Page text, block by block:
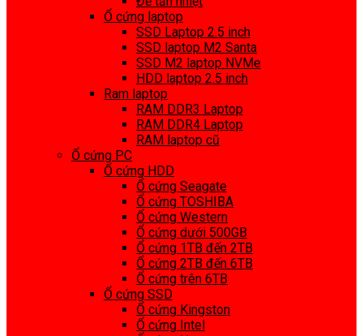
Ổ cứng laptop
SSD Laptop 2.5 inch
SSD laptop M2 Santa
SSD M2 laptop NVMe
HDD laptop 2.5 inch
Ram laptop
RAM DDR3 Laptop
RAM DDR4 Laptop
RAM laptop cũ
Ổ cứng PC
Ổ cứng HDD
Ổ cứng Seagate
Ổ cứng TOSHIBA
Ổ cứng Western
Ổ cứng dưới 500GB
Ổ cứng 1TB đến 2TB
Ổ cứng 2TB đến 6TB
Ổ cứng trên 6TB
Ổ cứng SSD
Ổ cứng Kingston
Ổ cứng Intel